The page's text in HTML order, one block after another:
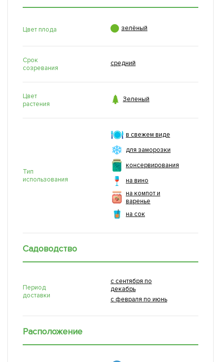
Цвет плода  зелёный
Срок
созревания
средний
Цвет
растения
 Зеленый
Тип
использования
в свежем виде
для заморозки
консервирования
на вино
на компот и
варенье
на сок
Садоводство
Период
доставки
с сентября по
декабрь
с февраля по июнь
Расположение